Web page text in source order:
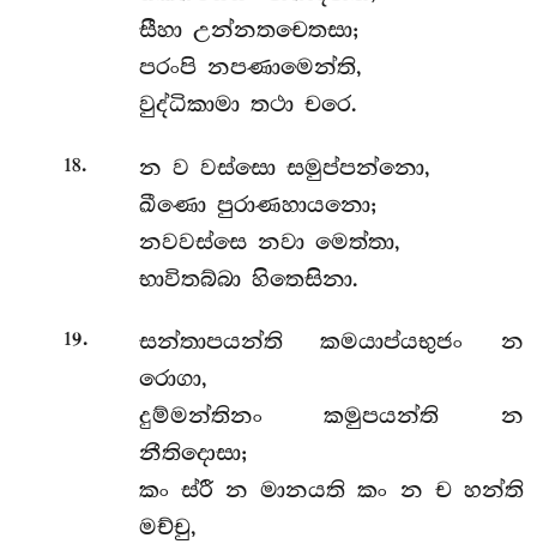
සීහා උන්නතචෙතසා;
පරංපි නපණාමෙන්ති,
වුද්ධිකාමා තථා චරෙ.
18. න ව වස්සො සමුප්පන්නො,
ඛීණො පුරාණහායනො;
නවවස්සෙ නවා මෙත්තා,
භාවිතබ්බා හිතෙසිනා.
19. සන්තාපයන්තිකමයාප්යභුජං න
රොගා,
දුම්මන්තිනං කමුපයන්ති න
නීතිදොසා;
කං ස්රී න මානයති කං න ච හන්ති
මච්චු,